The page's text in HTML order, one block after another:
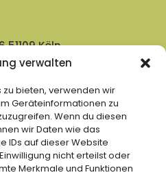
verwalten
zu bieten, verwenden wir
Geräteinformationen zu
Wenn du diesen
wir Daten wie das
IDs auf dieser Website
nicht erteilst oder
Merkmale und Funktionen
51109 Köln